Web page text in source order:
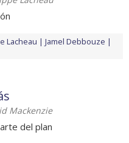
Lacheau
Jamel Debbouze
Mackenzie
del plan